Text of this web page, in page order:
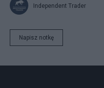
Independent Trader
Napisz notkę